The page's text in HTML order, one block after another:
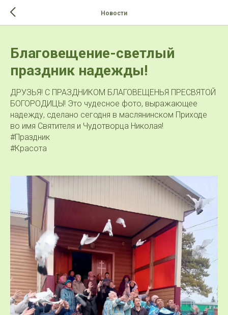
Новости
Благовещение-светлый
праздник надежды!
ДРУЗЬЯ! С ПРАЗДНИКОМ БЛАГОВЕЩЕНЬЯ ПРЕСВЯТОЙ
БОГОРОДИЦЫ! Это чудесное фото, выражающее
надежду, сделано сегодня в маслянинском Приходе
во имя Святителя и Чудотворца Николая!
#Праздник
#Красота